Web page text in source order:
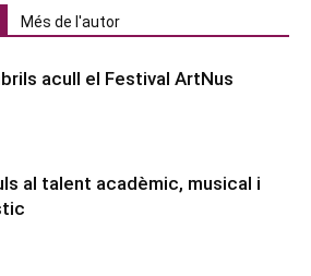
Més de l'autor
acull el Festival ArtNus
al talent acadèmic, musical i